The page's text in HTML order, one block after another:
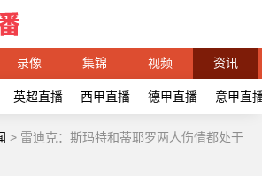
录像 集锦 视频 资讯
英超直播 西甲直播 德甲直播 意甲直
> 雷迪克：斯玛特和蒂耶罗两人伤情都处于